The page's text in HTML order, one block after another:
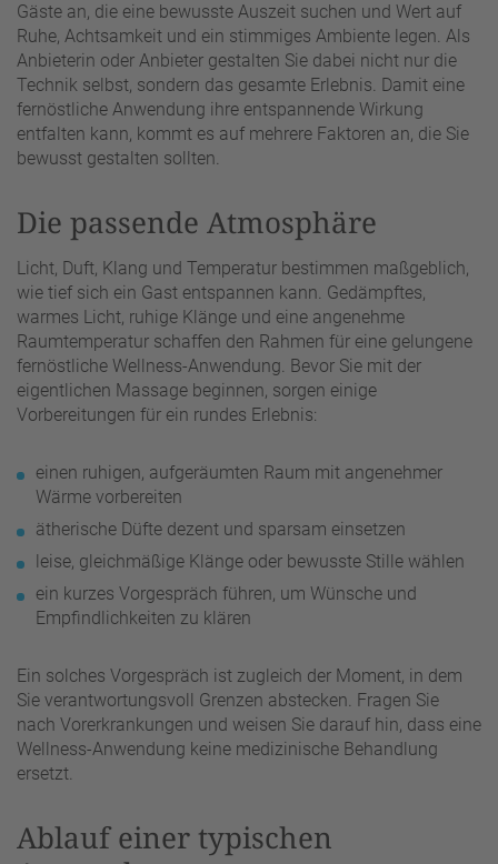
Gäste an, die eine bewusste Auszeit suchen und Wert auf
Ruhe, Achtsamkeit und ein stimmiges Ambiente legen. Als
Anbieterin oder Anbieter gestalten Sie dabei nicht nur die
Technik selbst, sondern das gesamte Erlebnis. Damit eine
fernöstliche Anwendung ihre entspannende Wirkung
entfalten kann, kommt es auf mehrere Faktoren an, die Sie
bewusst gestalten sollten.
Die passende Atmosphäre
Licht, Duft, Klang und Temperatur bestimmen maßgeblich,
wie tief sich ein Gast entspannen kann. Gedämpftes,
warmes Licht, ruhige Klänge und eine angenehme
Raumtemperatur schaffen den Rahmen für eine gelungene
fernöstliche Wellness-Anwendung. Bevor Sie mit der
eigentlichen Massage beginnen, sorgen einige
Vorbereitungen für ein rundes Erlebnis:
einen ruhigen, aufgeräumten Raum mit angenehmer
Wärme vorbereiten
ätherische Düfte dezent und sparsam einsetzen
leise, gleichmäßige Klänge oder bewusste Stille wählen
ein kurzes Vorgespräch führen, um Wünsche und
Empfindlichkeiten zu klären
Ein solches Vorgespräch ist zugleich der Moment, in dem
Sie verantwortungsvoll Grenzen abstecken. Fragen Sie
nach Vorerkrankungen und weisen Sie darauf hin, dass eine
Wellness-Anwendung keine medizinische Behandlung
ersetzt.
Ablauf einer typischen